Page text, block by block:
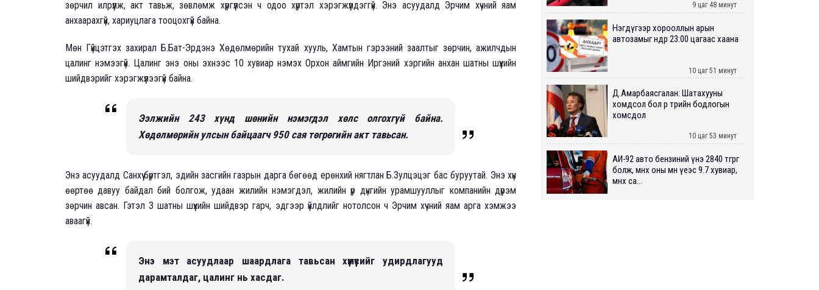
зөрчил илрүүлж, акт тавьж, зөвлөмж хүргүүлсэн ч одоо хүртэл хэрэгжүүлдэггүй. Энэ асуудалд Эрчим хүчний яам
анхаарахгүй, хариуцлага тооцохгүй байна.
Мөн Гүйцэтгэх захирал Б.Бат-Эрдэнэ Хөдөлмөрийн тухай хууль, Хамтын гэрээний заалтыг зөрчин, ажилчдын
цалинг нэмээгүй. Цалинг энэ оны эхнээс 10 хувиар нэмэх Орхон аймгийн Иргэний хэргийн анхан шатны шүүхийн
шийдвэрийг хэрэгжүүлээгүй байна.
Ээлжийн 243 хүнд шөнийн нэмэгдэл хөлс олгохгүй байна.
Хөдөлмөрийн улсын байцаагч 950 сая төгрөгийн акт тавьсан.
Энэ асуудалд Санхүү бүртгэл, эдийн засгийн газрын дарга бөгөөд ерөнхий нягтлан Б.Зулцэцэг бас буруутай. Энэ хүн
өөртөө давуу байдал бий болгож, удаан жилийн нэмэгдэл, жилийн үр дүнгийн урамшууллыг компанийн дүрэм
зөрчин авсан. Гэтэл 3 шатны шүүхийн шийдвэр гарч, эдгээр үйлдлийг нотолсон ч Эрчим хүчний яам арга хэмжээ
аваагүй.
Энэ мэт асуудлаар шаардлага тавьсан хүмүүсийг удирдлагууд
дарамталдаг, цалинг нь хасдаг.
9 цаг 48 минут
Нэгдүгээр хорооллын арын
автозамыг өнөөдөр 23:00 цагаас хаана
10 цаг 51 минут
Д.Амарбаясгалан: Шатахууны
хомдсол бол өөрөө төрийн бодлогын
хомсдол
10 цаг 53 минут
АИ-92 авто бензиний үнэ 2840 төгрөг
болж, өмнөх оны мөн үеэс 9.7 хувиар,
өмнөх са...